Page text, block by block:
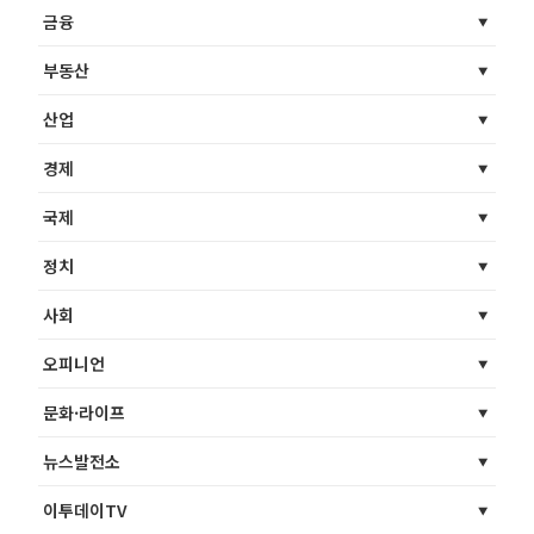
금융
부동산
산업
경제
국제
정치
사회
오피니언
문화·라이프
뉴스발전소
이투데이TV